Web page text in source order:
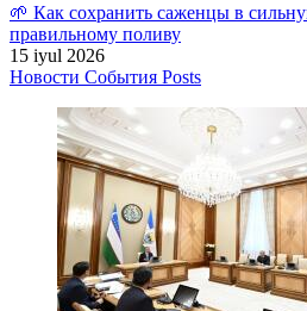
🌱 Как сохранить саженцы в
правильному поливу
15 iyul 2026
Новости События Posts